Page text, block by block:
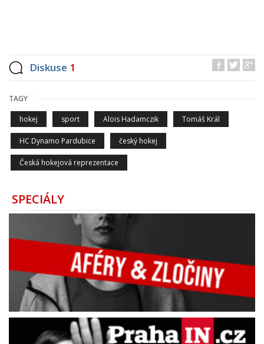
Diskuse 1
TAGY
hokej sport Alois Hadamczik Tomáš Král
HC Dynamo Pardubice český hokej
Česká hokejová reprezentace
SPECIÁLY